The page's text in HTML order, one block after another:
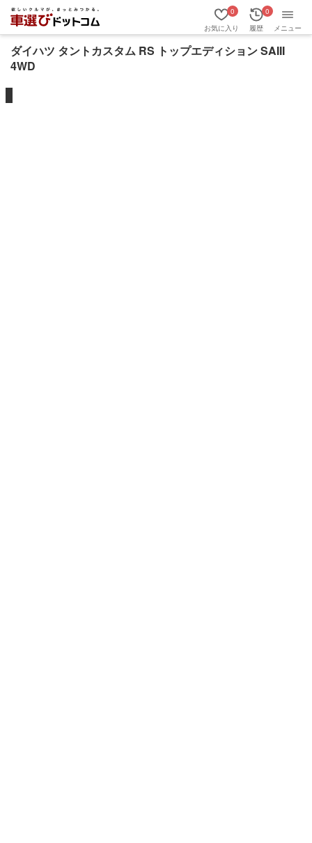
お気に入り
0
履歴
0
メニュー
ダイハツ タントカスタム RS トップエディション SAIII
4WD